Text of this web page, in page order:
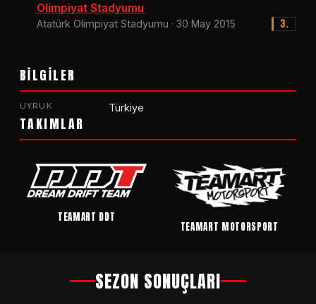
Olimpiyat Stadyumu
Atatürk Olimpiyat Stadyumu · 30 May 2015 3.
BİLGİLER
UYRUK Türkiye
TAKIMLAR
TEAMART DDT
TEAMART MOTORSPORT
SEZON SONUÇLARI